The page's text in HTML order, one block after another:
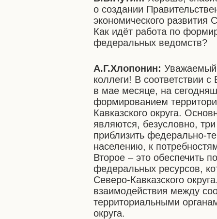
о создании
экономического развития
Как идёт работа по
федеральных ведомств?
А.Г.Хлопонин:
коллеги! В соответствии
в мае месяце, на
формированием
Кавказского округа.
являются, безусловно,
приблизить федерально-
населению, к
Второе – это обеспечить
федеральных ресурсов,
Северо-Кавказского
взаимодействия между
территориальными
округа.